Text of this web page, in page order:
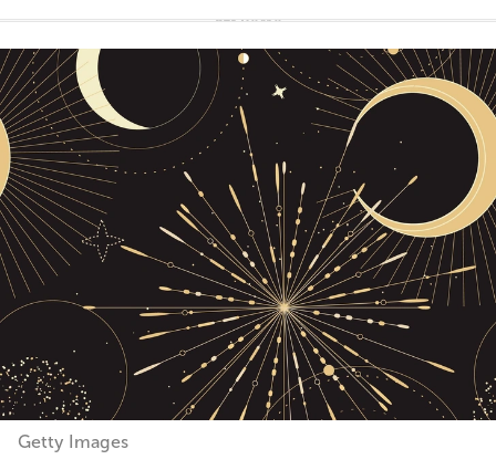
Getty Images